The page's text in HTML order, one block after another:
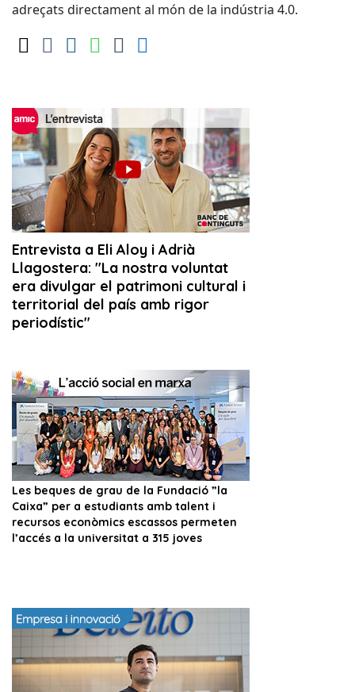
adreçats directament al món de la indústria 4.0.